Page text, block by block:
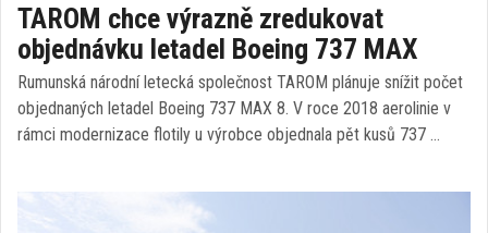
TAROM chce výrazně zredukovat
objednávku letadel Boeing 737 MAX
Rumunská národní letecká společnost TAROM plánuje snížit počet
objednaných letadel Boeing 737 MAX 8. V roce 2018 aerolinie v
rámci modernizace flotily u výrobce objednala pět kusů 737 …